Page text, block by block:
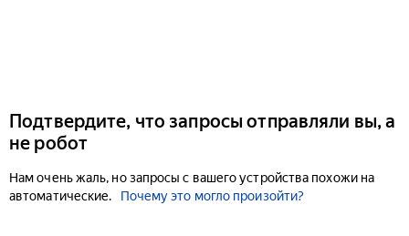
Подтвердите, что запросы отправляли вы, а
не робот
Нам очень жаль, но запросы с вашего устройства похожи на
автоматические.
Почему это могло произойти?